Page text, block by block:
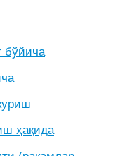
ҳақида